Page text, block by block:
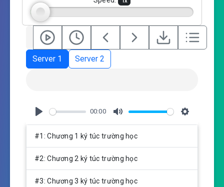
s
Server 1 Server 2
l
y
00:00
u
e
i
#1: Chương 1 ký túc trường học
#2: Chương 2 ký túc trường học
#3: Chương 3 ký túc trường học